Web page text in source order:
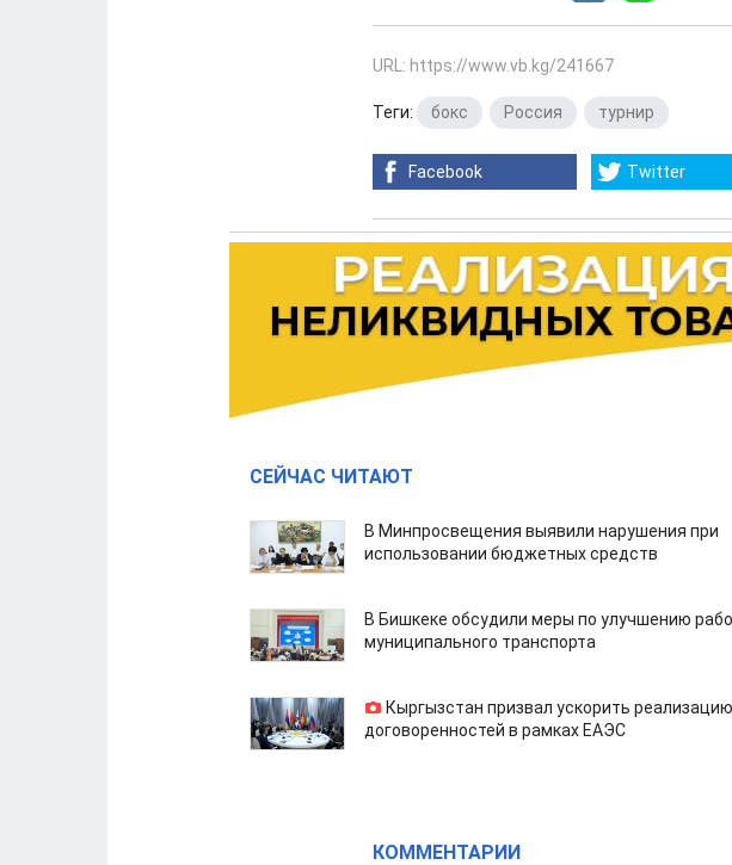
URL: https://www.vb.kg/241667
Теги: бокс Россия турнир
Facebook Twitter
СЕЙЧАС ЧИТАЮТ
В Минпросвещения выявили нарушения при
использовании бюджетных средств
В Бишкеке обсудили меры по улучшению
муниципального транспорта
Кыргызстан призвал ускорить реализацию
договоренностей в рамках ЕАЭС
КОММЕНТАРИИ